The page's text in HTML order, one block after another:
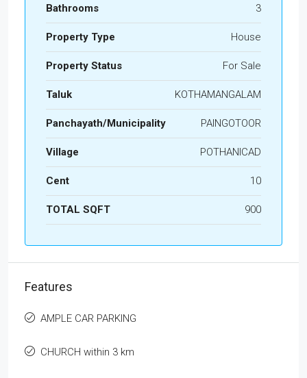
Bathrooms 3
Property Type House
Property Status For Sale
Taluk KOTHAMANGALAM
Panchayath/Municipality PAINGOTOOR
Village POTHANICAD
Cent 10
TOTAL SQFT 900
Features
AMPLE CAR PARKING
CHURCH within 3 km